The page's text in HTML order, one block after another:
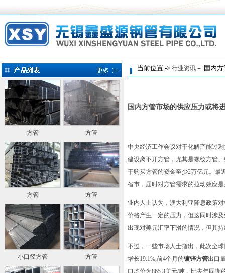
方管 方管
方管 方管
小口径方管 方管
当前位置 -> 行业资讯 － 国内
国内方管市场的供应压力或将
中央经济工作会议对于化解产能过
建设离不开方管，尤其是螺纹方管
于购买方管的资金至少2万亿元。最
省市，届时对方管需求的拉动效应
业内人士认为，澳大利亚降息政策
价格产生一定的压力，但这同时涉
出现对美元汇率下滑的情况，但其
不过，一些市场人士指出，此次全
增长19.1%;前4个月的镀锌方管出口
口均价为865.3美元/吨，比去年同